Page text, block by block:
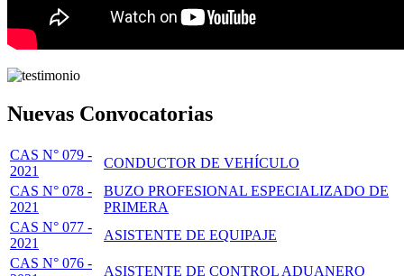
Nuevas Convocatorias
CAS N° 079 -
2021
CONDUCTOR DE VEHÍCULO
CAS N° 078 -
2021
BUZO PROFESIONAL ESPECIALIZADO DE
PRIMERA
CAS N° 077 -
2021
ASISTENTE DE EQUIPAJE
CAS N° 076 -
ASISTENTE DE CONTROL ADUANERO